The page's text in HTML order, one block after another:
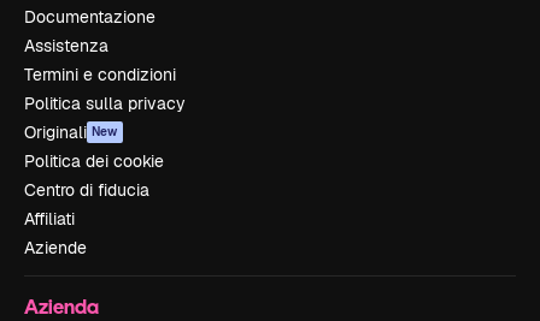
Documentazione
Assistenza
Termini e condizioni
Politica sulla privacy
Originali New
Politica dei cookie
Centro di fiducia
Affiliati
Aziende
Azienda